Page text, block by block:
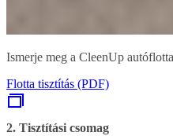
Ismerje meg a CleenUp
Flotta tisztítás (PDF)
2. Tisztítási csomag